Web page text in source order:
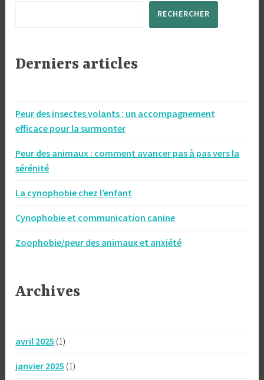
RECHERCHER
Derniers articles
Peur des insectes volants : un accompagnement
efficace pour la surmonter
Peur des animaux : comment avancer pas à pas vers la
sérénité
La cynophobie chez l’enfant
Cynophobie et communication canine
Zoophobie/peur des animaux et anxiété
Archives
avril 2025 (1)
janvier 2025 (1)